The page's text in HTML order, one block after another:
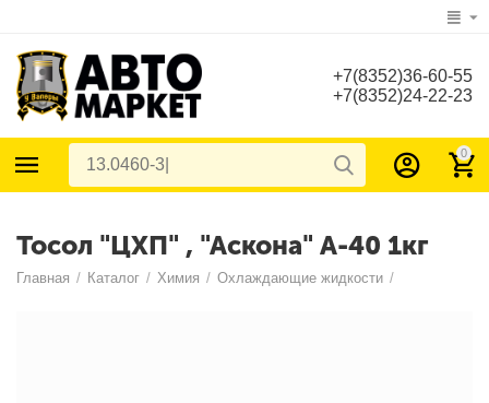
+7(8352)36-60-55
+7(8352)24-22-23
0
Тосол "ЦХП" , "Аскона" А-40 1кг
Главная / Каталог / Химия / Охлаждающие жидкости /